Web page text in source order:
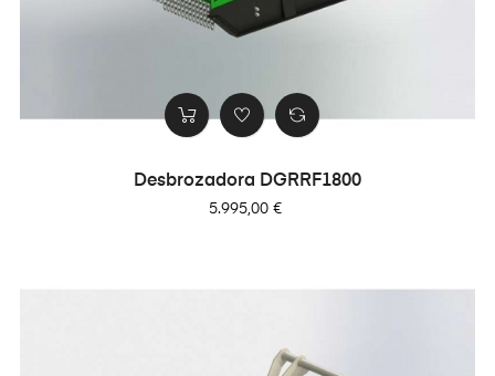
Desbrozadora DGRRF1800
Precio
5.995,00 €